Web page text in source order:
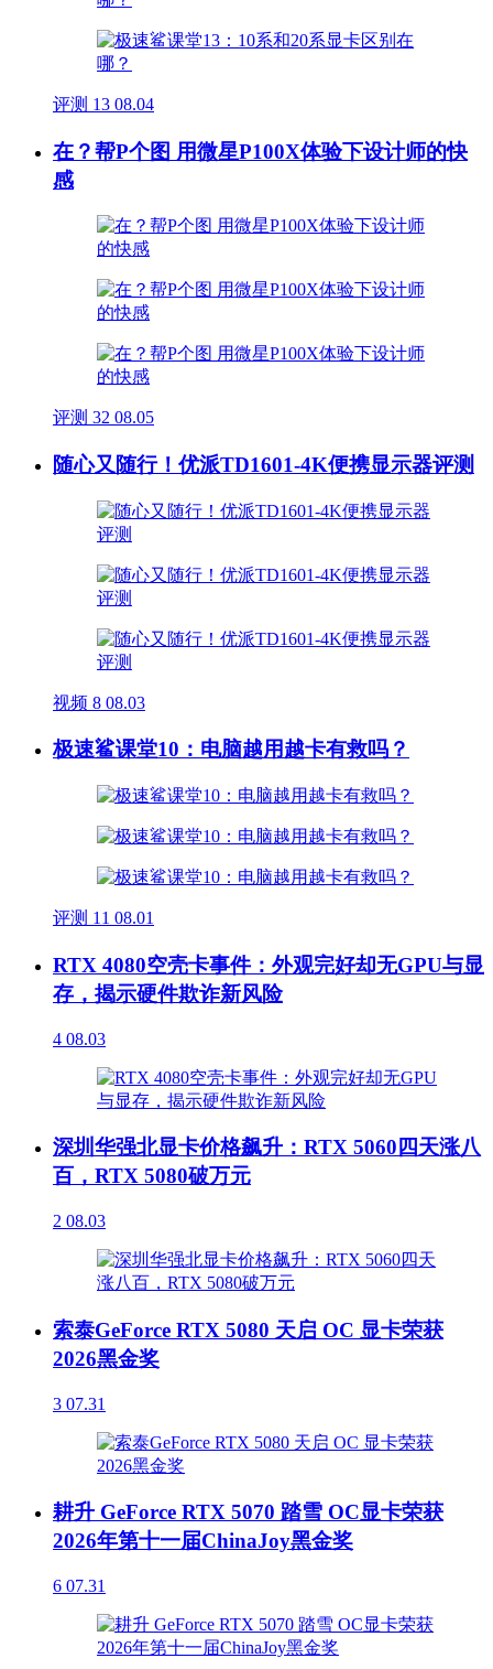
评测 13 08.04
在？帮P个图 用微星P100X体验下设计师的快
感
评测 32 08.05
随心又随行！优派TD1601-4K便携显示器评测
视频 8 08.03
极速鲨课堂10：电脑越用越卡有救吗？
评测 11 08.01
RTX 4080空壳卡事件：外观完好却无GPU与显
存，揭示硬件欺诈新风险
4 08.03
深圳华强北显卡价格飙升：RTX 5060四天涨八
百，RTX 5080破万元
2 08.03
索泰GeForce RTX 5080 天启 OC 显卡荣获
2026黑金奖
3 07.31
耕升 GeForce RTX 5070 踏雪 OC显卡荣获
2026年第十一届ChinaJoy黑金奖
6 07.31